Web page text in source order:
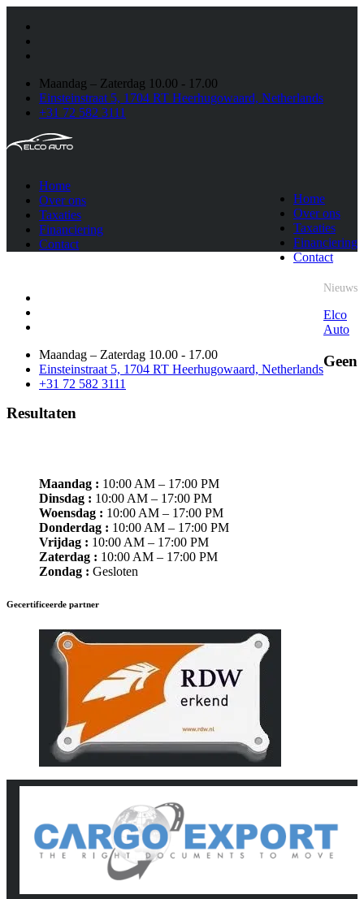
Maandag – Zaterdag 10.00 - 17.00
Einsteinstraat 5, 1704 RT Heerhugowaard, Netherlands
+31 72 582 3111
Home
Over ons
Taxaties
Financiering
Contact
Home
Over ons
Taxaties
Financiering
Contact
Maandag – Zaterdag 10.00 - 17.00
Einsteinstraat 5, 1704 RT Heerhugowaard, Netherlands
+31 72 582 3111
Nieuws
Elco
Auto
Geen
Resultaten
Maandag : 10:00 AM – 17:00 PM
Dinsdag : 10:00 AM – 17:00 PM
Woensdag : 10:00 AM – 17:00 PM
Donderdag : 10:00 AM – 17:00 PM
Vrijdag : 10:00 AM – 17:00 PM
Zaterdag : 10:00 AM – 17:00 PM
Zondag : Gesloten
Gecertificeerde partner